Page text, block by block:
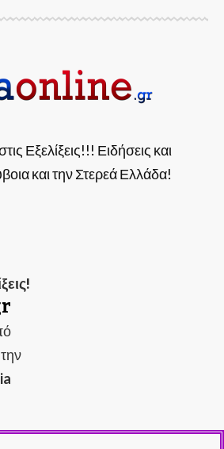
Εξελίξεις!!! Ειδήσεις και
και την Στερεά Ελλάδα!